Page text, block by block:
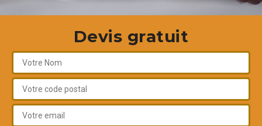
Devis gratuit